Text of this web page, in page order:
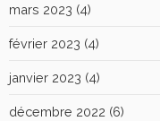
mars 2023 (4)
février 2023 (4)
janvier 2023 (4)
décembre 2022 (6)